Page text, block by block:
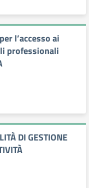
l’accesso ai
professionali
DI GESTIONE